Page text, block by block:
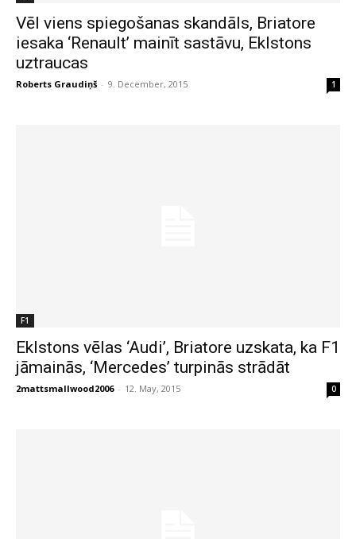
Vēl viens spiegošanas skandāls, Briatore
iesaka ‘Renault’ mainīt sastāvu, Eklstons
uztraucas
Roberts Graudiņš - 9. December, 2015 1
F1
Eklstons vēlas ‘Audi’, Briatore uzskata, ka F1
jāmainās, ‘Mercedes’ turpinās strādāt
2mattsmallwood2006 - 12. May, 2015 0